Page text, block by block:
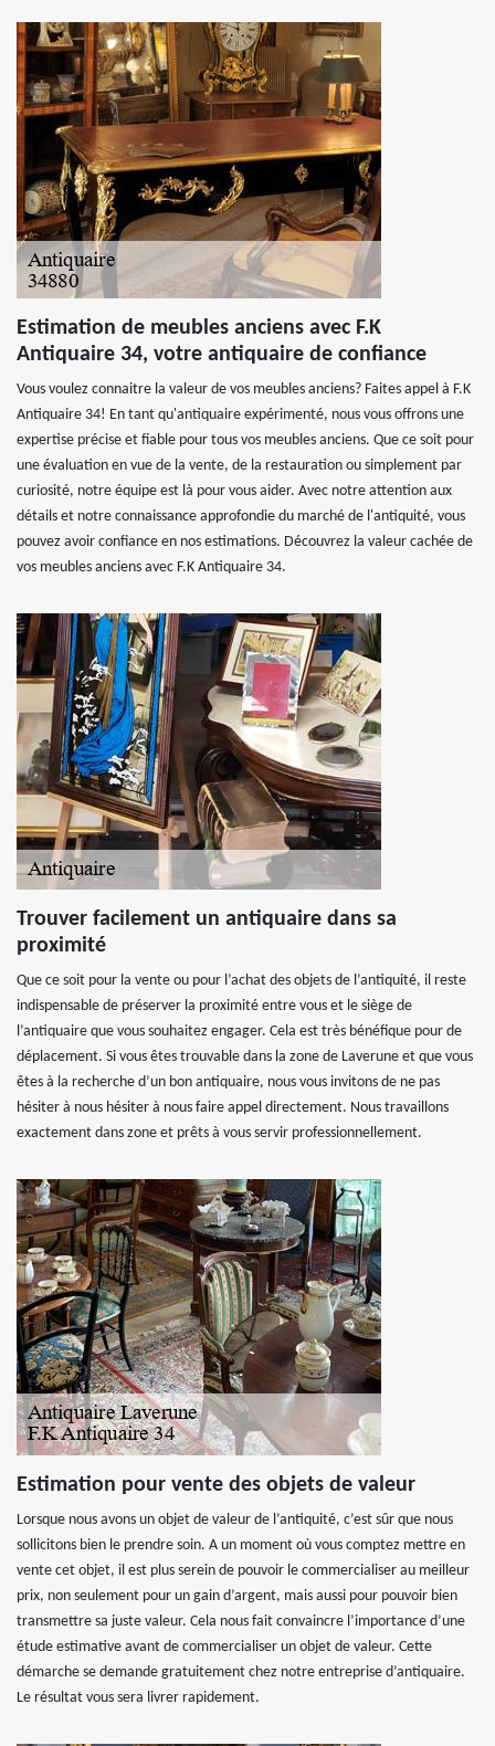
Estimation de meubles anciens avec F.K
Antiquaire 34, votre antiquaire de confiance
Vous voulez connaitre la valeur de vos meubles anciens? Faites appel à F.K
Antiquaire 34! En tant qu'antiquaire expérimenté, nous vous offrons une
expertise précise et fiable pour tous vos meubles anciens. Que ce soit pour
une évaluation en vue de la vente, de la restauration ou simplement par
curiosité, notre équipe est là pour vous aider. Avec notre attention aux
détails et notre connaissance approfondie du marché de l'antiquité, vous
pouvez avoir confiance en nos estimations. Découvrez la valeur cachée de
vos meubles anciens avec F.K Antiquaire 34.
Trouver facilement un antiquaire dans sa
proximité
Que ce soit pour la vente ou pour l’achat des objets de l’antiquité, il reste
indispensable de préserver la proximité entre vous et le siège de
l’antiquaire que vous souhaitez engager. Cela est très bénéfique pour de
déplacement. Si vous êtes trouvable dans la zone de Laverune et que vous
êtes à la recherche d’un bon antiquaire, nous vous invitons de ne pas
hésiter à nous hésiter à nous faire appel directement. Nous travaillons
exactement dans zone et prêts à vous servir professionnellement.
Estimation pour vente des objets de valeur
Lorsque nous avons un objet de valeur de l’antiquité, c’est sûr que nous
sollicitons bien le prendre soin. A un moment où vous comptez mettre en
vente cet objet, il est plus serein de pouvoir le commercialiser au meilleur
prix, non seulement pour un gain d’argent, mais aussi pour pouvoir bien
transmettre sa juste valeur. Cela nous fait convaincre l’importance d’une
étude estimative avant de commercialiser un objet de valeur. Cette
démarche se demande gratuitement chez notre entreprise d’antiquaire.
Le résultat vous sera livrer rapidement.